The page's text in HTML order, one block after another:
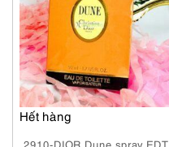
Hết hàng
2910-DIOR Dune spray EDT